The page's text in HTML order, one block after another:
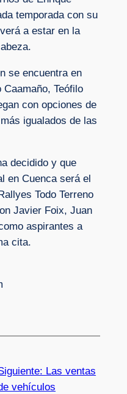
temporada con su
a estar en la
se encuentra en
Teófilo
con opciones de
igualados de las
decidido y que
en Cuenca será el
Todo Terreno
Javier Foix, Juan
aspirantes a
cita.
Las ventas
vehículos